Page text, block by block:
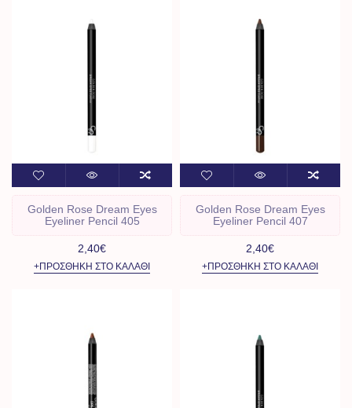
Golden Rose Dream Eyes
Eyeliner Pencil 405
2,40€
+ΠΡΟΣΘΉΚΗ ΣΤΟ ΚΑΛΆΘΙ
Golden Rose Dream Eyes
Eyeliner Pencil 407
2,40€
+ΠΡΟΣΘΉΚΗ ΣΤΟ ΚΑΛΆΘΙ